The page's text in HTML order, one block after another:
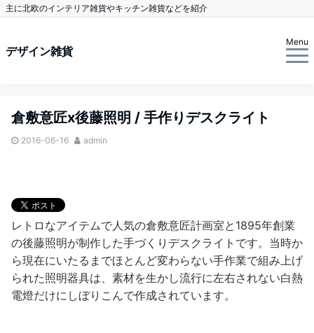
主に北欧のインテリア雑貨やキッチン雑貨などを紹介
デザイン雑貨
Menu
倉敷意匠x後藤照明 / 手作りデスクライト
2016-06-16 admin
レトロなアイテムで人気の倉敷意匠計画室と1895年創業
の後藤照明が制作した手づくりデスクライトです。当時か
ら現在にいたるまでほとんど変わらない手作業で組み上げ
られた照明器具は、素材を生かし流行に左右されない白熱
電燈だけにしぼりこんで作成されています。